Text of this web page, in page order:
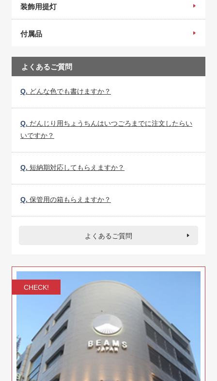
装飾用提灯
付属品
よくあるご質問
Q. どんな色でも書けますか？
Q. だんじり用ちょうちんはいつごろまでに注文したらい
いですか？
Q. 短納期対応してもらえますか？
Q. 保管用の箱もらえますか？
よくあるご質問
CHECK!